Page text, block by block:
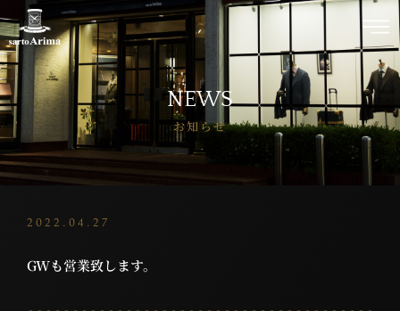
NEWS
お知らせ
2022.04.27
GWも営業致します。